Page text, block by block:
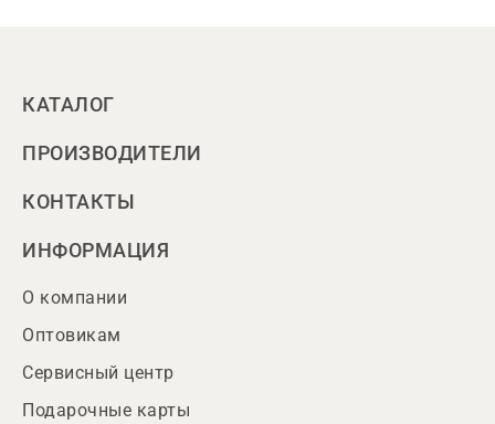
КАТАЛОГ
ПРОИЗВОДИТЕЛИ
КОНТАКТЫ
ИНФОРМАЦИЯ
О компании
Оптовикам
Сервисный центр
Подарочные карты